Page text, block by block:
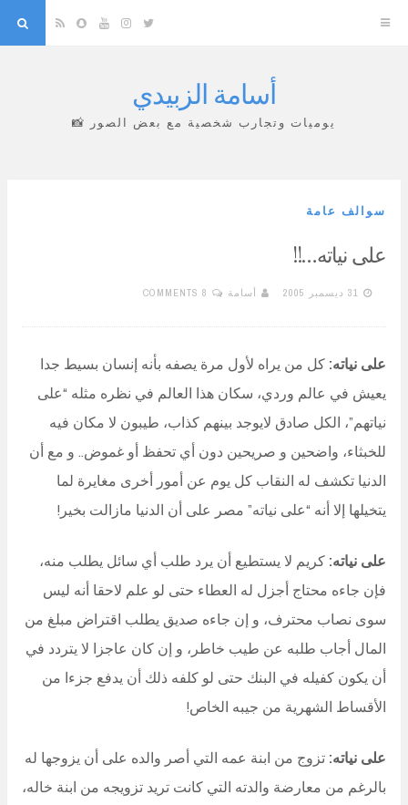
Twitter
Instagram
YouTube
Snapchat
RSS
أسامة الزبيدي
يوميات وتجارب شخصية مع بعض الصور 📸
سوالف عامة
على نياته…!!
31 ديسمبر 2005 أسامة 8 COMMENTS
على نياته: كل من يراه لأول مرة يصفه بأنه إنسان بسيط جدا
يعيش في عالم وردي، سكان هذا العالم في نظره مثله “على
نياتهم”، الكل صادق لايوجد بينهم كذاب، طيبون لا مكان فيه
للخبثاء، واضحين و صريحين دون أي تحفظ أو غموض.. و مع أن
الدنيا تكشف له النقاب كل يوم عن أمور أخرى مغايرة لما
يتخيلها إلا أنه “على نياته” مصر على أن الدنيا مازالت بخير!
على نياته: كريم لا يستطيع أن يرد طلب أي سائل يطلب منه،
فإن جاءه محتاج أجزل له العطاء حتى لو علم لاحقا أنه ليس
سوى نصاب محترف، و إن جاءه صديق يطلب اقتراض مبلغ من
المال أجاب طلبه عن طيب خاطر، و إن كان عاجزا لا يتردد في
أن يكون كفيله في البنك حتى لو كلفه ذلك أن يدفع جزءا من
الأقساط الشهرية من جيبه الخاص!
على نياته: تزوج من ابنة عمه التي أصر والده على أن يزوجها له
بالرغم من معارضة والدته التي كانت تريد تزويجه من ابنة خاله،